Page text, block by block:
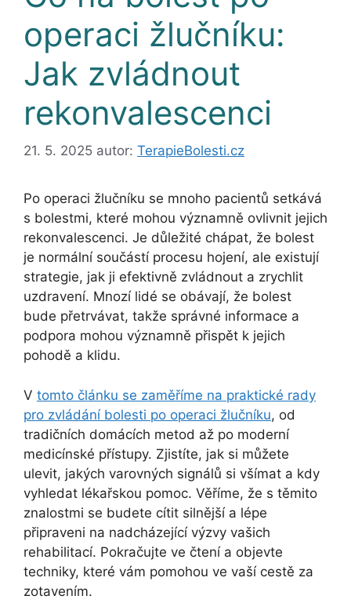
operaci žlučníku:
Jak zvládnout
rekonvalescenci
21. 5. 2025 autor: TerapieBolesti.cz
Po operaci žlučníku se mnoho pacientů setkává
s bolestmi, které mohou významně ovlivnit jejich
rekonvalescenci. Je důležité chápat, že bolest
je normální součástí procesu hojení, ale existují
strategie, jak ji efektivně zvládnout a zrychlit
uzdravení. Mnozí lidé se obávají, že bolest
bude přetrvávat, takže správné informace a
podpora mohou významně přispět k jejich
pohodě a klidu.
V tomto článku se zaměříme na praktické rady
pro zvládání bolesti po operaci žlučníku, od
tradičních domácích metod až po moderní
medicínské přístupy. Zjistíte, jak si můžete
ulevit, jakých varovných signálů si všímat a kdy
vyhledat lékařskou pomoc. Věříme, že s těmito
znalostmi se budete cítit silnější a lépe
připraveni na nadcházející výzvy vašich
rehabilitací. Pokračujte ve čtení a objevte
techniky, které vám pomohou ve vaší cestě za
zotavením.